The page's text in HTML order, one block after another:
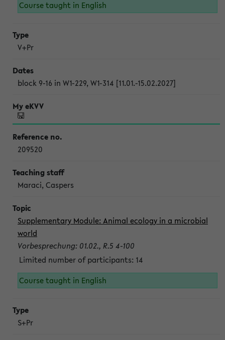
Course taught in English
V+Pr
block 9-16 in W1-229, W1-314 [11.01.-15.02.2027]
209520
Maraci, Caspers
Supplementary Module: Animal ecology in a microbial
world
Vorbesprechung: 01.02., R.5 4-100
Limited number of participants: 14
Course taught in English
S+Pr